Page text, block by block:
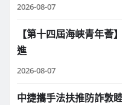
2026-08-07
【第十四屆海峽青年薈
進
2026-08-07
中捷攜手法扶推防詐敦